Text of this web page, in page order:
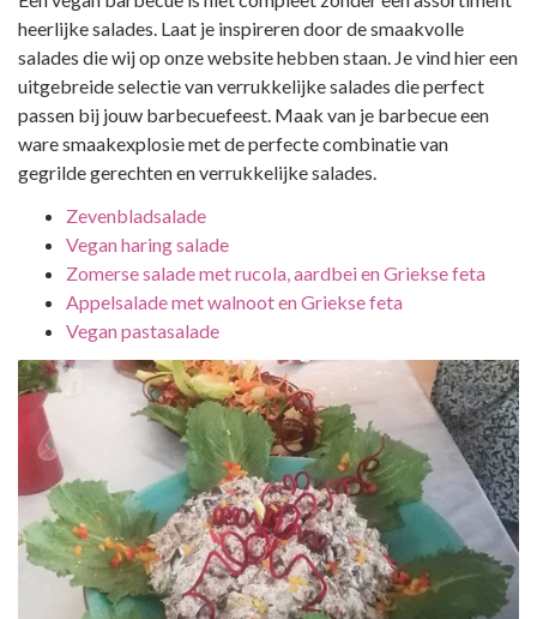
heerlijke salades. Laat je inspireren door de smaakvolle
salades die wij op onze website hebben staan. Je vind hier een
uitgebreide selectie van verrukkelijke salades die perfect
passen bij jouw barbecuefeest. Maak van je barbecue een
ware smaakexplosie met de perfecte combinatie van
gegrilde gerechten en verrukkelijke salades.
Zevenbladsalade
Vegan haring salade
Zomerse salade met rucola, aardbei en Griekse feta
Appelsalade met walnoot en Griekse feta
Vegan pastasalade